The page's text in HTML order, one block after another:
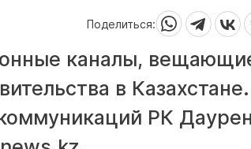
Поделиться:
каналы,
в
РК Даурен